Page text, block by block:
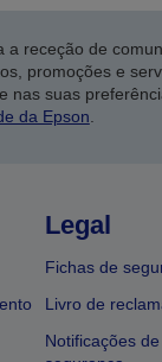
receção de
promoções e
nas suas
da Epson
Legal
Fichas de
Livro de
Notificações de